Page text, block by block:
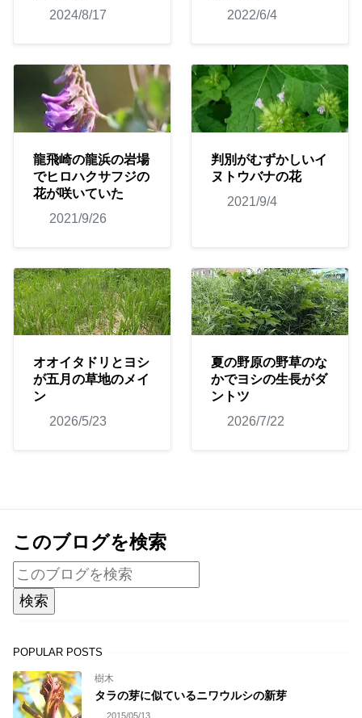
2024/8/17
2022/6/4
龍飛崎の龍浜の岩場
でヒロハクサフジの
花が咲いていた
2021/9/26
判別がむずかしいイ
ヌトウバナの花
2021/9/4
オオイタドリとヨシ
が五月の草地のメイ
ン
2026/5/23
夏の野原の野草のな
かでヨシの生長がダ
ントツ
2026/7/22
このブログを検索
POPULAR POSTS
樹木
タラの芽に似ているニワウルシの新芽
2015/05/13